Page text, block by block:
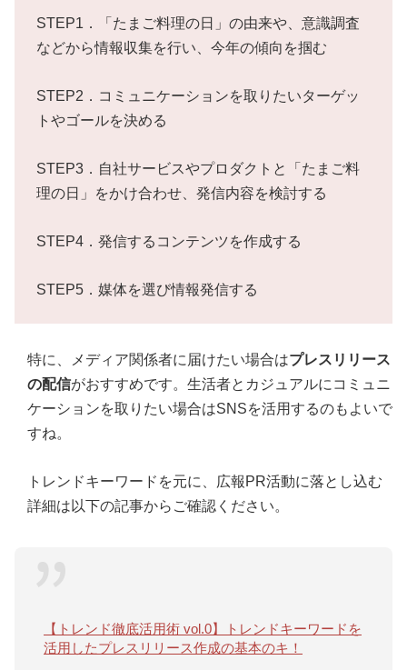
STEP1．「たまご料理の日」の由来や、意識調査
などから情報収集を行い、今年の傾向を掴む
STEP2．コミュニケーションを取りたいターゲッ
トやゴールを決める
STEP3．自社サービスやプロダクトと「たまご料
理の日」をかけ合わせ、発信内容を検討する
STEP4．発信するコンテンツを作成する
STEP5．媒体を選び情報発信する
特に、メディア関係者に届けたい場合はプレスリリース
の配信がおすすめです。生活者とカジュアルにコミュニ
ケーションを取りたい場合はSNSを活用するのもよいで
すね。
トレンドキーワードを元に、広報PR活動に落とし込む
詳細は以下の記事からご確認ください。
【トレンド徹底活用術 vol.0】トレンドキーワードを
活用したプレスリリース作成の基本のキ！